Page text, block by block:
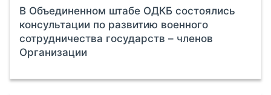
В Объединенном штабе ОДКБ состоялись
консультации по развитию военного
сотрудничества государств – членов
Организации